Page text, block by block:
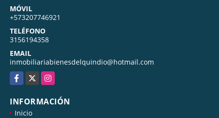
MÓVIL
+573207746921
TELÉFONO
3156194358
EMAIL
inmobiliariabienesdelquindio@hotmail.com
Facebook
X Instagram
INFORMACIÓN
Inicio